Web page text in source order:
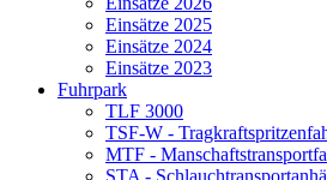
Einsätze 2025
Einsätze 2024
Einsätze 2023
Fuhrpark
TLF 3000
TSF-W -
MTF -
STA -